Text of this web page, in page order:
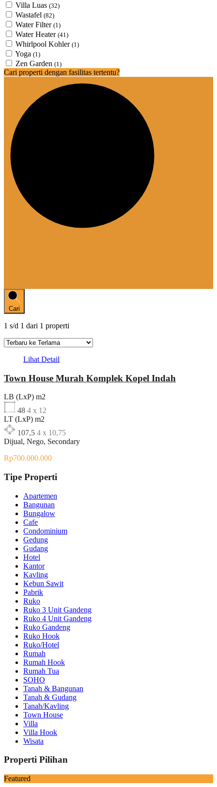
Villa Luas (32)
Wastafel (82)
Water Filter (1)
Water Heater (41)
Whirlpool Kohler (1)
Yoga (1)
Zen Garden (1)
Cari properti dengan fasilitas tertentu?
Cari
1 s/d 1 dari 1 properti
Lihat Detail
Town House Murah Komplek Kopel Indah
LB (LxP) m2
48 4 x 12
LT (LxP) m2
107,5 4 x 10,75
Dijual, Nego, Secondary
Rp700.000.000
Tipe Properti
Apartemen
Bangunan
Bungalow
Cafe
Condominium
Gedung
Gudang
Hotel
Kantor
Kavling
Kebun Sawit
Pabrik
Ruko
Ruko 3 Unit Gandeng
Ruko 4 Unit Gandeng
Ruko Gandeng
Ruko Hook
Ruko/Hotel
Rumah
Rumah Hook
Rumah Tua
SOHO
Tanah & Bangunan
Tanah & Gudang
Tanah/Kavling
Town House
Villa
Villa Hook
Wisata
Properti Pilihan
Featured